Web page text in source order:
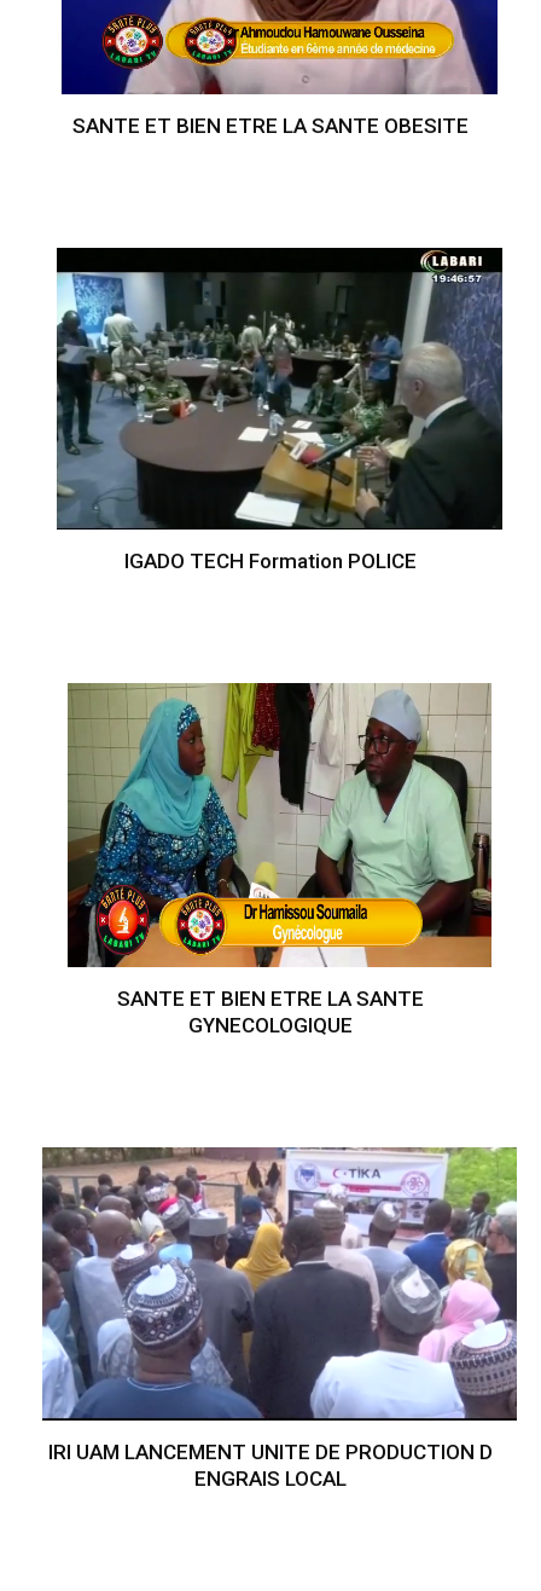
SANTE ET BIEN ETRE LA SANTE OBESITE
IGADO TECH Formation POLICE
SANTE ET BIEN ETRE LA SANTE
GYNECOLOGIQUE
IRI UAM LANCEMENT UNITE DE PRODUCTION D
ENGRAIS LOCAL